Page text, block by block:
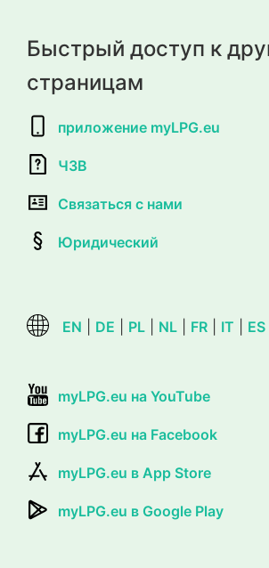
Быстрый доступ к
страницам
приложение myLPG.eu
ЧЗВ
Связаться с нами
Юридический
EN DE PL NL FR IT ES
myLPG.eu на YouTube
myLPG.eu на Facebook
myLPG.eu в App Store
myLPG.eu в Google Play